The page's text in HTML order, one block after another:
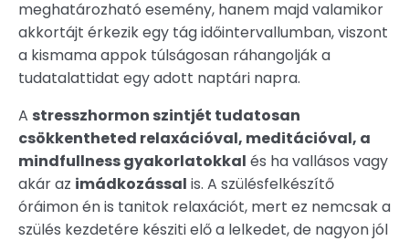
meghatározható esemény, hanem majd valamikor
akkortájt érkezik egy tág időintervallumban, viszont
a kismama appok túlságosan ráhangolják a
tudatalattidat egy adott naptári napra.
A stresszhormon szintjét tudatosan
csökkentheted relaxációval, meditációval, a
mindfullness gyakorlatokkal és ha vallásos vagy
akár az imádkozással is. A szülésfelkészítő
óráimon én is tanitok relaxációt, mert ez nemcsak a
szülés kezdetére késziti elő a lelkedet, de nagyon jól